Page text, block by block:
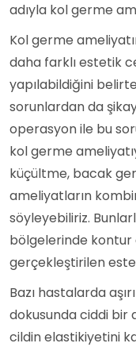
adıyla kol germe
Kol germe
daha farklı estetik
yapılabildiğini
sorunlardan da
operasyon ile bu
kol germe
küçültme, bacak
ameliyatların
söyleyebiliriz.
bölgelerinde kontur
gerçekleştirilen
Bazı hastalarda
dokusunda ciddi bir
cildin elastikiyetini